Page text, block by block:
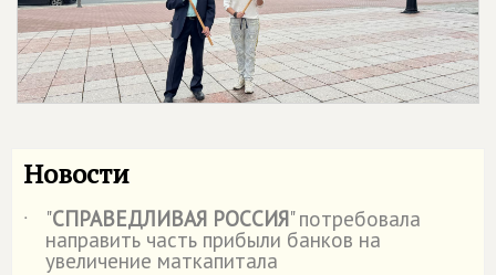
Новости
˙ "СПРАВЕДЛИВАЯ РОССИЯ" потребовала
направить часть прибыли банков на
увеличение маткапитала